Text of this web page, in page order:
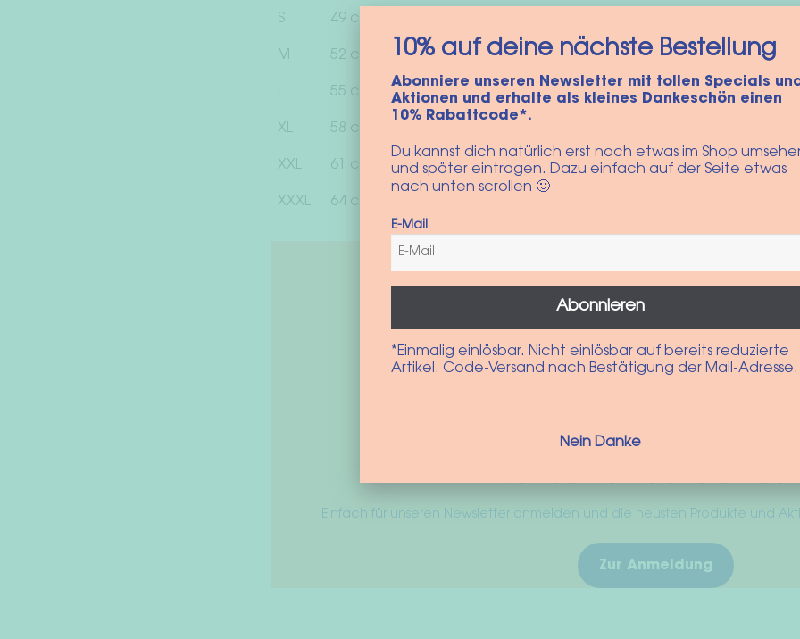
S 49 cm
M 52 cm 72 cm 21,5 cm
L 55 cm 74 cm 22,5 cm
XL 58 cm
XXL 61 cm 78 cm 23,5 cm
XXXL 64 cm
10% auf deine nächste
Einfach für unseren Newsletter anmelden und die neusten Produkte und
Zur Anmeldung
10% auf deine nächste Bestellung
Abonniere unseren Newsletter mit tollen Specials
Aktionen und erhalte als kleines Dankeschön einen
10% Rabattcode*.
Du kannst dich natürlich erst noch etwas im Shop
und später eintragen. Dazu einfach auf der Seite etwas
nach unten scrollen 🙂
E-Mail
Abonnieren
*Einmalig einlösbar. Nicht einlösbar auf bereits reduzierte
Artikel. Code-Versand nach Bestätigung der Mail-Adresse.
Nein Danke